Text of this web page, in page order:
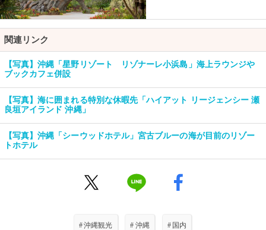
関連リンク
【写真】沖縄「星野リゾート リゾナーレ小浜島」海上ラウンジや
ブックカフェ併設
【写真】海に囲まれる特別な休暇先「ハイアット リージェンシー 瀬
良垣アイランド 沖縄」
【写真】沖縄「シーウッドホテル」宮古ブルーの海が目前のリゾー
トホテル
#沖縄観光 # 沖縄 # 国内